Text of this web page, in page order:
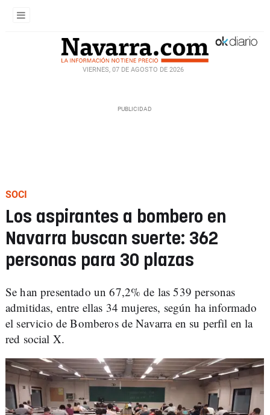
VIERNES, 07 DE AGOSTO DE 2026
SOCI
Los aspirantes a bombero en
Navarra buscan suerte: 362
personas para 30 plazas
Se han presentado un 67,2% de las 539 personas
admitidas, entre ellas 34 mujeres, según ha informado
el servicio de Bomberos de Navarra en su perfil en la
red social X.